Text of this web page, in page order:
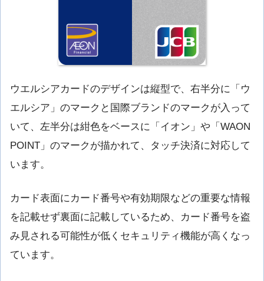
ウエルシアカードのデザインは縦型で、右半分に「ウ
エルシア」のマークと国際ブランドのマークが入って
いて、左半分は紺色をベースに「イオン」や「WAON
POINT」のマークが描かれて、タッチ決済に対応して
います。
カード表面にカード番号や有効期限などの重要な情報
を記載せず裏面に記載しているため、カード番号を盗
み見される可能性が低くセキュリティ機能が高くなっ
ています。